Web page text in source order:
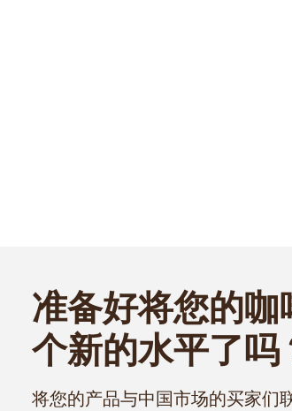
准备好将您的咖
个新的水平了吗
将您的产品与中国市场的买家们